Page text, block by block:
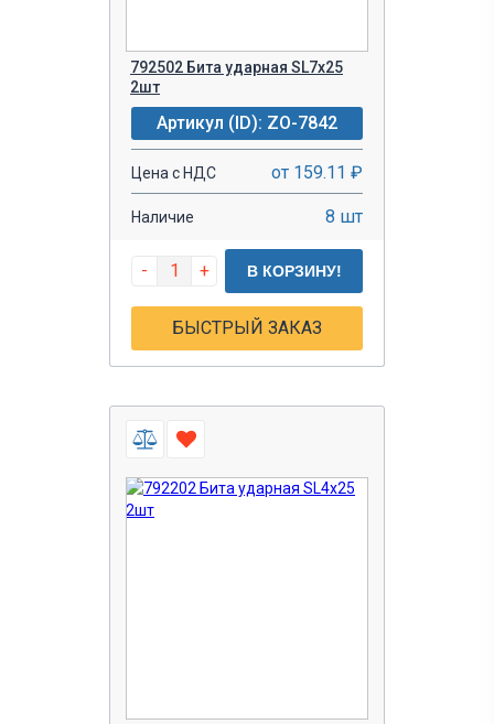
792502 Бита ударная SL7х25
2шт
Артикул (ID): ZO-7842
Цена с НДС от 159.11 ₽
Наличие 8 шт
- + В КОРЗИНУ!
БЫСТРЫЙ ЗАКАЗ